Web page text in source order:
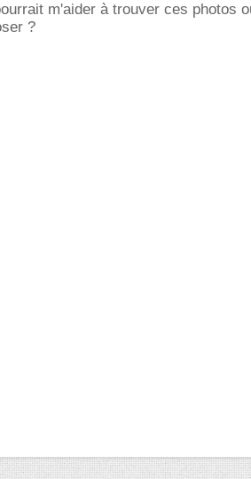
m'aider à trouver ces photos
?